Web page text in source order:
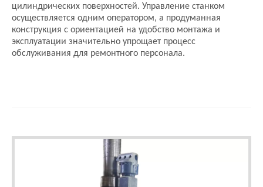
цилиндрических поверхностей. Управление станком
осуществляется одним оператором, а продуманная
конструкция с ориентацией на удобство монтажа и
эксплуатации значительно упрощает процесс
обслуживания для ремонтного персонала.